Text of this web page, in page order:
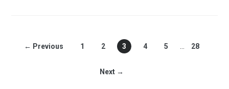
← Previous 1 2 3 4 5 28
Next →